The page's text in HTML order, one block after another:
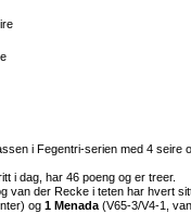
i Fegentri-serien med 4 seire
i dag, har 46 poeng og er treer.
van der Recke i teten har hvert
og1 Menada(V65-3/V4-1,